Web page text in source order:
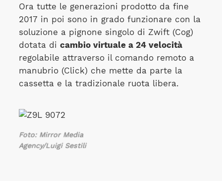
Ora tutte le generazioni prodotto da fine
2017 in poi sono in grado funzionare con la
soluzione a pignone singolo di Zwift (Cog)
dotata di cambio virtuale a 24 velocità
regolabile attraverso il comando remoto a
manubrio (Click) che mette da parte la
cassetta e la tradizionale ruota libera.
Foto: Mirror Media
Agency/Luigi Sestili